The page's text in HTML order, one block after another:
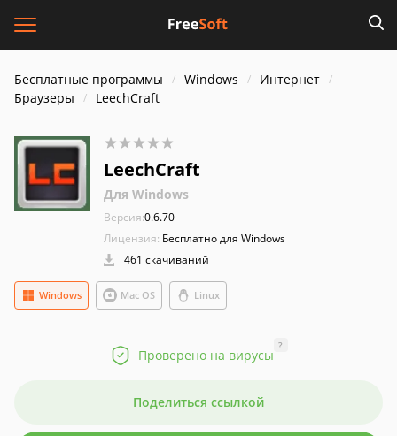
Бесплатные программы Windows
Интернет
Браузеры
LeechCraft
LeechCraft
Для Windows
Версия:0.6.70
Лицензия: Бесплатно для Windows
461 скачиваний
Windows Mac OS Linux
Проверено на вирусы
?
Поделиться ссылкой